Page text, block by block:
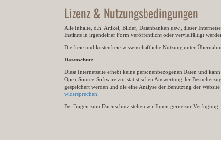
Lizenz & Nutzungsbedingungen
Alle Inhalte, d.h. Artikel, Bilder, Datenbanken usw., dieser
Instituts in irgendeiner Form veröffentlicht oder vervielfältigt
Die freie und kostenfreie wissenschaftliche Nutzung unter
Datenschutz
Diese Internetseite erhebt keine personenbezogenen Daten und
Open-Source-Software zur statistischen Auswertung der
gespeichert werden und die eine Analyse der Benutzung der
widersprechen
Bei Fragen zum Datenschutz stehen wir Ihnen gerne zur